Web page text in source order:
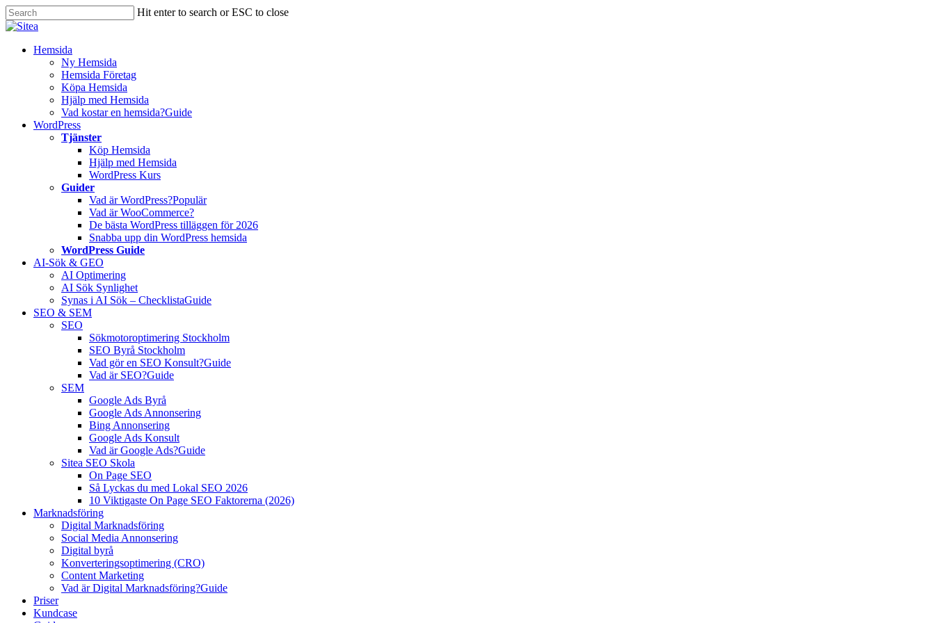
Skip
to
content
Hit enter to search or ESC to close
Close
InnehållHemsida
Ny Hemsida
Hemsida Företag
Köpa Hemsida
Hjälp med Hemsida
Vad kostar en hemsida?Guide
WordPress
Tjänster
Köp Hemsida
Hjälp med Hemsida
WordPress Kurs
Guider
Vad är WordPress?Populär
Vad är WooCommerce?
De bästa WordPress tilläggen för 2026
Snabba upp din WordPress hemsida
WordPress Guide
AI-Sök & GEO
AI Optimering
AI Sök Synlighet
Synas i AI Sök – ChecklistaGuide
SEO & SEM
SEO
Sökmotoroptimering Stockholm
SEO Byrå Stockholm
Vad gör en SEO Konsult?Guide
Vad är SEO?Guide
SEM
Google Ads Byrå
Google Ads Annonsering
Bing Annonsering
Google Ads Konsult
Vad är Google Ads?Guide
Sitea SEO Skola
On Page SEO
Så Lyckas du med Lokal SEO 2026
10 Viktigaste On Page SEO Faktorerna (2026)
Marknadsföring
Digital Marknadsföring
Social Media Annonsering
Digital byrå
Konverteringsoptimering (CRO)
Content Marketing
Vad är Digital Marknadsföring?Guide
Priser
Kundcase